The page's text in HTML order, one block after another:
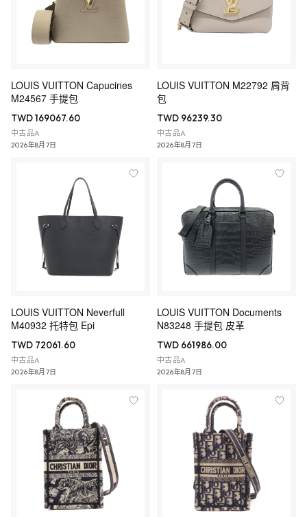
LOUIS VUITTON Capucines
M24567 手提包
TWD 169067.60
中古品A
2026年8月7日
LOUIS VUITTON M22792 肩背
包
TWD 96239.30
中古品A
2026年8月7日
LOUIS VUITTON Neverfull
M40932 托特包 Epi
TWD 72061.60
中古品A
2026年8月7日
LOUIS VUITTON Documents
N83248 手提包 皮革
TWD 661986.00
中古品A
2026年8月7日